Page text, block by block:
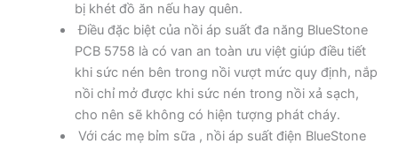
bị khét đồ ăn nếu hay quên.
Điều đặc biệt của nồi áp suất đa năng BlueStone
PCB 5758 là có van an toàn ưu việt giúp điều tiết
khi sức nén bên trong nồi vượt mức quy định, nắp
nồi chỉ mở được khi sức nén trong nồi xả sạch,
cho nên sẽ không có hiện tượng phát cháy.
Với các mẹ bỉm sữa , nồi áp suất điện BlueStone